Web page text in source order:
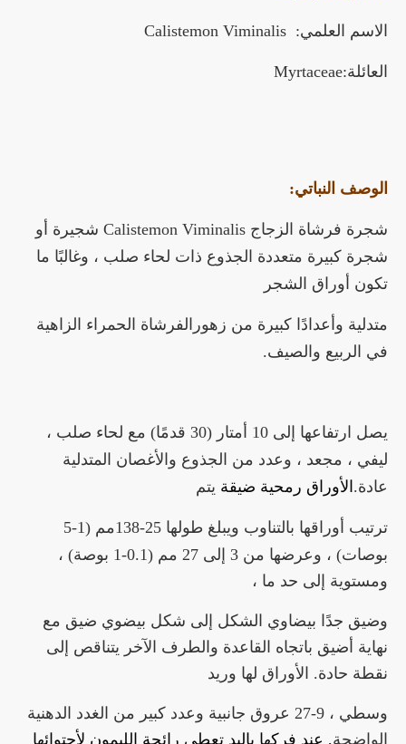
الاسم العلمي: Calistemon Viminalis
العائلة:Myrtaceae
الوصف النباتي:
شجرة فرشاة الزجاج Calistemon Viminalis شجيرة أو
شجرة كبيرة متعددة الجذوع ذات لحاء صلب ، وغالبًا ما
تكون أوراق الشجر
متدلية وأعدادًا كبيرة من زهورالفرشاة الحمراء الزاهية
في الربيع والصيف.
يصل ارتفاعها إلى 10 أمتار (30 قدمًا) مع لحاء صلب ،
ليفي ، مجعد ، وعدد من الجذوع والأغصان المتدلية
عادة. الأوراق رمحية ضيقة يتم
ترتيب أوراقها بالتناوب ويبلغ طولها 25-138
مم (1-5
بوصات) ، وعرضها من 3 إلى 27 مم (0.1-1 بوصة) ،
ومستوية إلى حد ما ،
وضيق جدًا بيضاوي الشكل إلى شكل بيضوي ضيق مع
نهاية أضيق باتجاه القاعدة والطرف الآخر يتناقص إلى
نقطة حادة. الأوراق لها وريد
وسطي ، 9-27 عروق جانبية
وعدد كبير من الغدد الدهنية
الواضحة